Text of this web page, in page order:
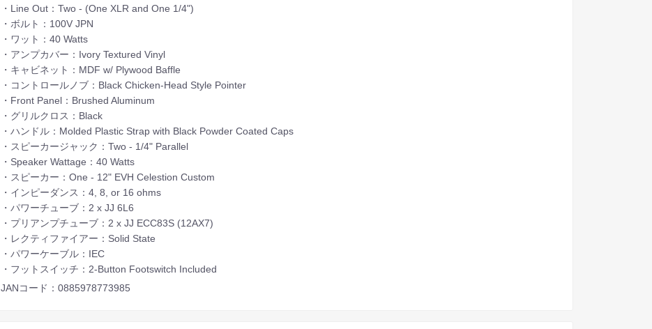
・Line Out：Two - (One XLR and One 1/4")
・ボルト：100V JPN
・ワット：40 Watts
・アンプカバー：Ivory Textured Vinyl
・キャビネット：MDF w/ Plywood Baffle
・コントロールノブ：Black Chicken-Head Style Pointer
・Front Panel：Brushed Aluminum
・グリルクロス：Black
・ハンドル：Molded Plastic Strap with Black Powder Coated Caps
・スピーカージャック：Two - 1/4" Parallel
・Speaker Wattage：40 Watts
・スピーカー：One - 12" EVH Celestion Custom
・インピーダンス：4, 8, or 16 ohms
・パワーチューブ：2 x JJ 6L6
・プリアンプチューブ：2 x JJ ECC83S (12AX7)
・レクティファイアー：Solid State
・パワーケーブル：IEC
・フットスイッチ：2-Button Footswitch Included
JANコード：0885978773985